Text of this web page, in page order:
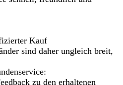
Kauf
sind daher ungleich breit,
zu den erhaltenen